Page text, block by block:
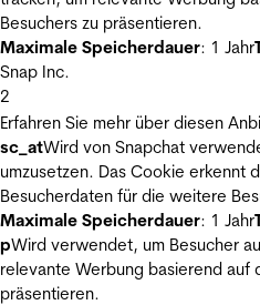
Besuchers zu präsentieren.
Maximale Speicherdauer: 1 Jahr
Snap Inc.
2
Erfahren Sie mehr über diesen
sc_atWird von Snapchat
umzusetzen. Das Cookie erkennt
Besucherdaten für die weitere
Maximale Speicherdauer: 1 Jahr
pWird verwendet, um Besucher
relevante Werbung basierend auf
präsentieren.